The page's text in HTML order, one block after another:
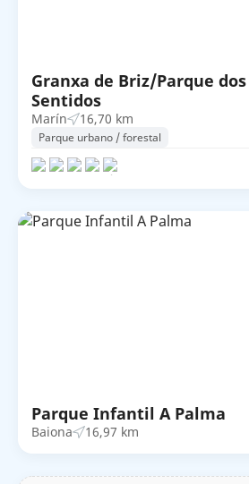
Granxa de Briz/Parque dos
Sentidos
Marín 16,70 km
Parque urbano / forestal
Parque Infantil A Palma
Baiona 16,97 km